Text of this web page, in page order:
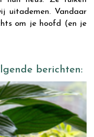
uitademen. Vandaar
om je hoofd (en je
berichten: